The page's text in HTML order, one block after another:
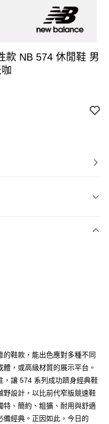
鞋 男
運費
運費
鞋款，能出色應對多種不同
，或高級材質的展示平台。
，讓 574 系列成功躋身經典鞋
設計，以比前代窄版競速鞋
特、簡約、粗獷、耐用與舒適
備經典。正因如此，今日的